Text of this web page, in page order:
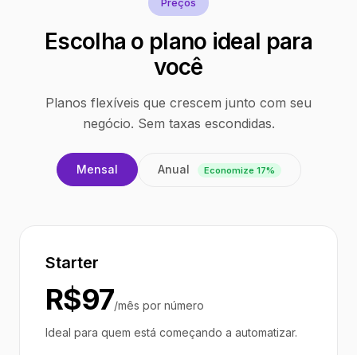
Escolha o plano ideal para
você
Planos flexíveis que crescem junto com seu
negócio. Sem taxas escondidas.
Mensal Anual Economize 17%
Starter
R$97/mês por número
Ideal para quem está começando a automatizar.